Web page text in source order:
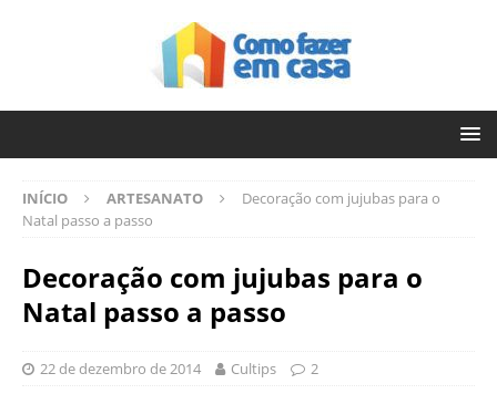
INÍCIO ARTESANATO
Decoração com jujubas para o
Natal passo a passo
Decoração com jujubas para o
Natal passo a passo
22 de dezembro de 2014 Cultips 2